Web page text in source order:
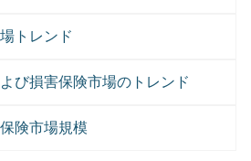
トレンド
び損害保険市場のトレンド
険市場規模